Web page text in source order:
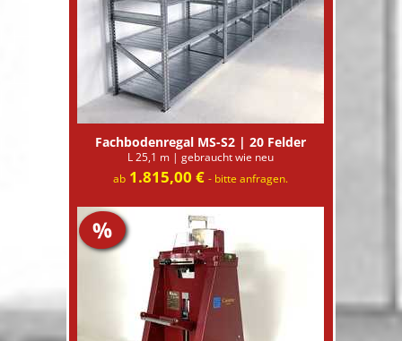
Fachbodenregal MS-S2 | 20 Felder
L 25,1 m | gebraucht wie neu
ab 1.815,00 €- bitte anfragen.
%